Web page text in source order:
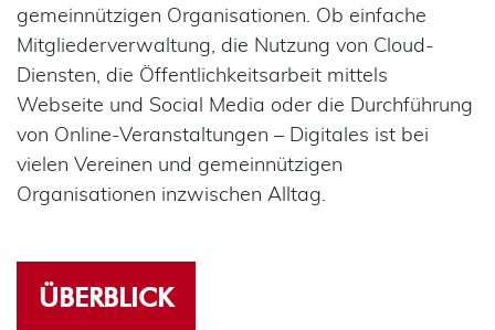
gemeinnützigen Organisationen. Ob einfache
Mitgliederverwaltung, die Nutzung von Cloud-
Diensten, die Öffentlichkeitsarbeit mittels
Webseite und Social Media oder die Durchführung
von Online-Veranstaltungen – Digitales ist bei
vielen Vereinen und gemeinnützigen
Organisationen inzwischen Alltag.
ÜBERBLICK